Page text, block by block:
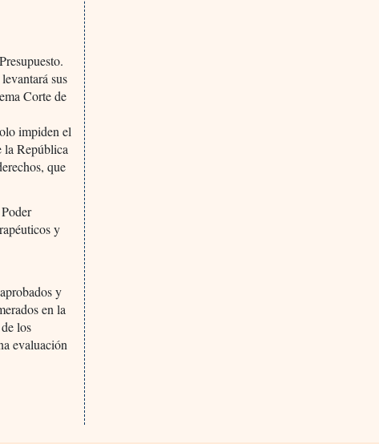
sus
Corte de
impiden el
la República
que
y
y
en la
los
evaluación